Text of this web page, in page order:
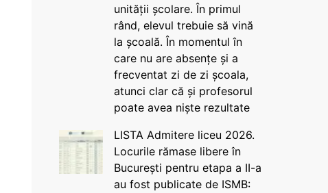
unității școlare. În primul
rând, elevul trebuie să vină
la școală. În momentul în
care nu are absențe și a
frecventat zi de zi școala,
atunci clar că și profesorul
poate avea niște rezultate
LISTA Admitere liceu 2026.
Locurile rămase libere în
București pentru etapa a II-a
au fost publicate de ISMB: